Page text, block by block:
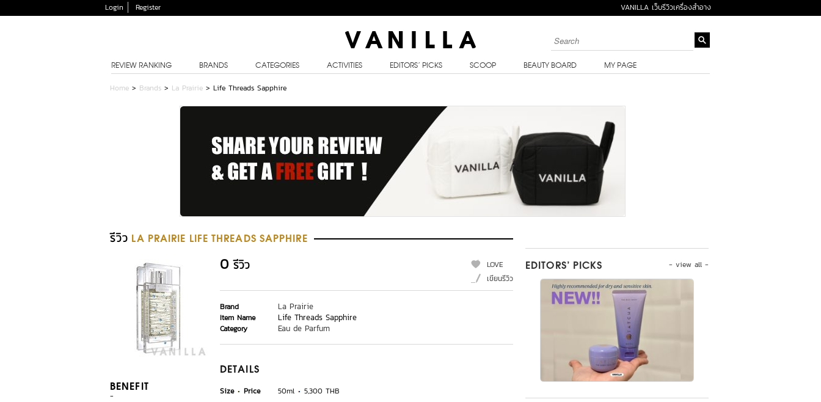
Login Register VANILLA เว็บรีวิวเครื่องสำอาง
REVIEW RANKING BRANDS CATEGORIES ACTIVITIES EDITORS’ PICKS SCOOP BEAUTY BOARD MY PAGE
Home > Brands > La Prairie > Life Threads Sapphire
รีวิว LA PRAIRIE LIFE THREADS SAPPHIRE
BENEFIT
-
0 รีวิว
LOVE
เขียนรีวิว
Brand La Prairie
Item Name Life Threads Sapphire
Category Eau de Parfum
DETAILS
Size Price 50ml
5,300 THB
- view all -
EDITORS’ PICKS